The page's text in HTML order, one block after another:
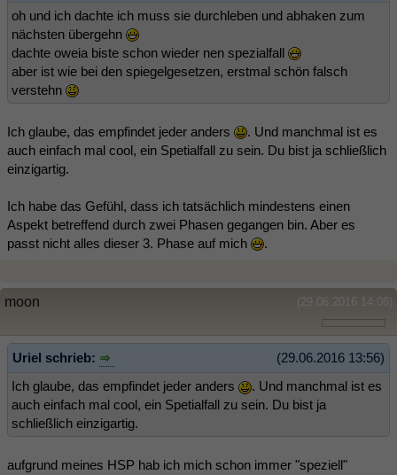
oh und ich dachte ich muss sie durchleben und abhaken zum
nächsten übergehn
dachte oweia biste schon wieder nen spezialfall
aber ist wie bei den spiegelgesetzen, erstmal schön falsch
verstehn
Ich glaube, das empfindet jeder anders
. Und manchmal ist es
auch einfach mal cool, ein Spetialfall zu sein. Du bist ja schließlich
einzigartig.
Ich habe das Gefühl, dass ich tatsächlich mindestens einen
Aspekt betreffend durch zwei Phasen gegangen bin. Aber es
passt nicht alles dieser 3. Phase auf mich
.
(29.06.2016 14:08)
moon
(29.06.2016 13:56)
Uriel schrieb:
Ich glaube, das empfindet jeder anders
. Und manchmal ist es
auch einfach mal cool, ein Spetialfall zu sein. Du bist ja
schließlich einzigartig.
aufgrund meines HSP hab ich mich schon immer "speziell"